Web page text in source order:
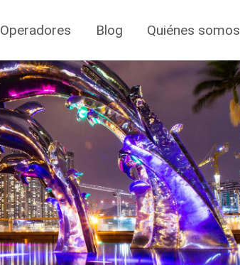
Operadores Blog Quiénes somos